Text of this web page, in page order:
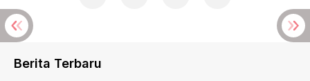
Berita Terbaru